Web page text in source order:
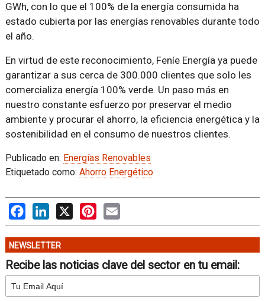
GWh, con lo que el 100% de la energía consumida ha
estado cubierta por las energías renovables durante todo
el año.
En virtud de este reconocimiento, Feníe Energía ya puede
garantizar a sus cerca de 300.000 clientes que solo les
comercializa energía 100% verde. Un paso más en
nuestro constante esfuerzo por preservar el medio
ambiente y procurar el ahorro, la eficiencia energética y la
sostenibilidad en el consumo de nuestros clientes.
Publicado en: Energías Renovables
Etiquetado como: Ahorro Energético
FacebookLinkedIn Pinterest
NEWSLETTER
Recibe las noticias clave del sector en tu email: